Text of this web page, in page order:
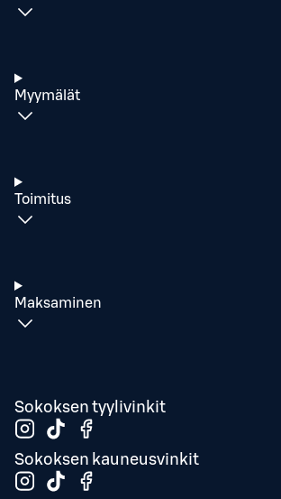
Myymälät
Toimitus
Maksaminen
Sokoksen tyylivinkit
Sokoksen kauneusvinkit